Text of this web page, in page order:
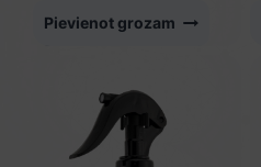
Pievienot grozam